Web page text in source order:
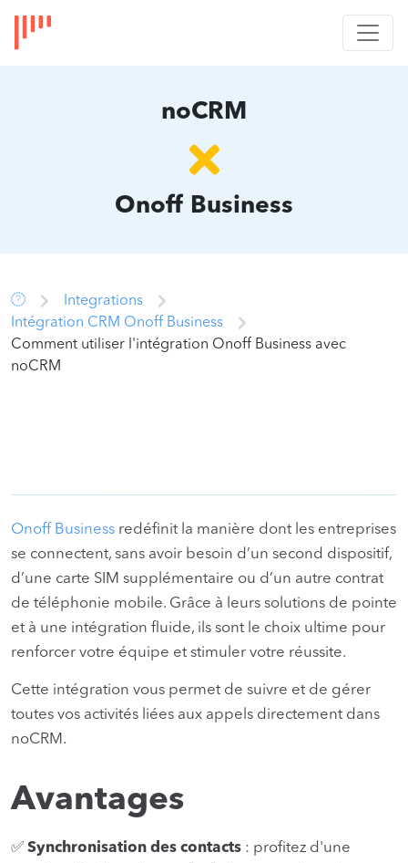
noCRM
Onoff Business
Integrations
Intégration CRM Onoff Business
Comment utiliser l'intégration Onoff Business avec
noCRM
Onoff Business redéfinit la manière dont les entreprises
se connectent, sans avoir besoin d’un second dispositif,
d’une carte SIM supplémentaire ou d’un autre contrat
de téléphonie mobile. Grâce à leurs solutions de pointe
et à une intégration fluide, ils sont le choix ultime pour
renforcer votre équipe et stimuler votre réussite.
Cette intégration vous permet de suivre et de gérer
toutes vos activités liées aux appels directement dans
noCRM.
Avantages
✅ Synchronisation des contacts : profitez d'une